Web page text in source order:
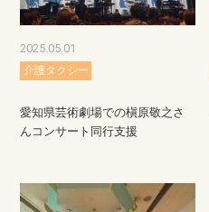
2025.05.01
介護タクシー
愛知県芸術劇場での槇原敬之さ
んコンサート同行支援